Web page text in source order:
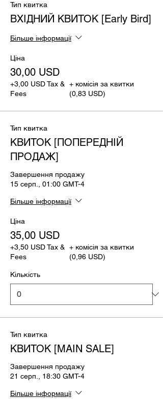
Тип квитка
ВХІДНИЙ КВИТОК [Early Bird]
Більше інформації
Ціна
30,00 USD
+3,00 USD Tax &
Fees
+ комісія за квитки
(0,83 USD)
Тип квитка
КВИТОК [ПОПЕРЕДНІЙ
ПРОДАЖ]
Завершення продажу
15 серп., 01:00 GMT-4
Більше інформації
Ціна
35,00 USD
+3,50 USD Tax &
Fees
+ комісія за квитки
(0,96 USD)
Кількість
Тип квитка
КВИТОК [MAIN SALE]
Завершення продажу
21 серп., 18:30 GMT-4
Більше інформації